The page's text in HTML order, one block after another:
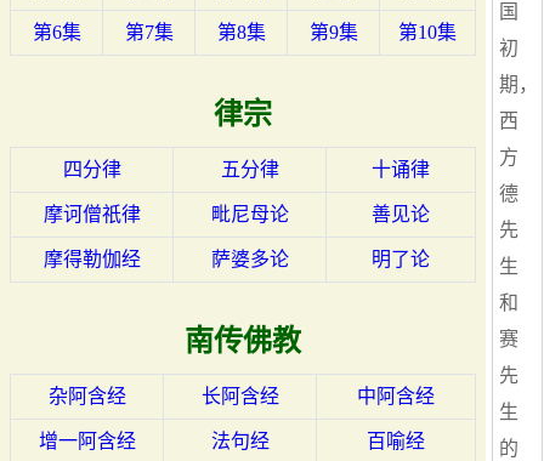
第6集 第7集 第8集 第9集 第10集
律宗
四分律 五分律 十诵律
摩诃僧祇律 毗尼母论 善见论
摩得勒伽经 萨婆多论 明了论
南传佛教
杂阿含经 长阿含经 中阿含经
增一阿含经 法句经 百喻经
国
初
期，
西
方
德
先
生
和
赛
先
生
的